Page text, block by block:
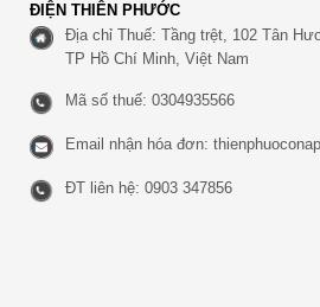
ĐIỆN THIÊN PHƯỚC
Địa chỉ Thuế: Tầng trệt, 102 Tân
TP Hồ Chí Minh, Việt Nam
Mã số thuế: 0304935566
Email nhận hóa đơn:
ĐT liên hệ: 0903 347856